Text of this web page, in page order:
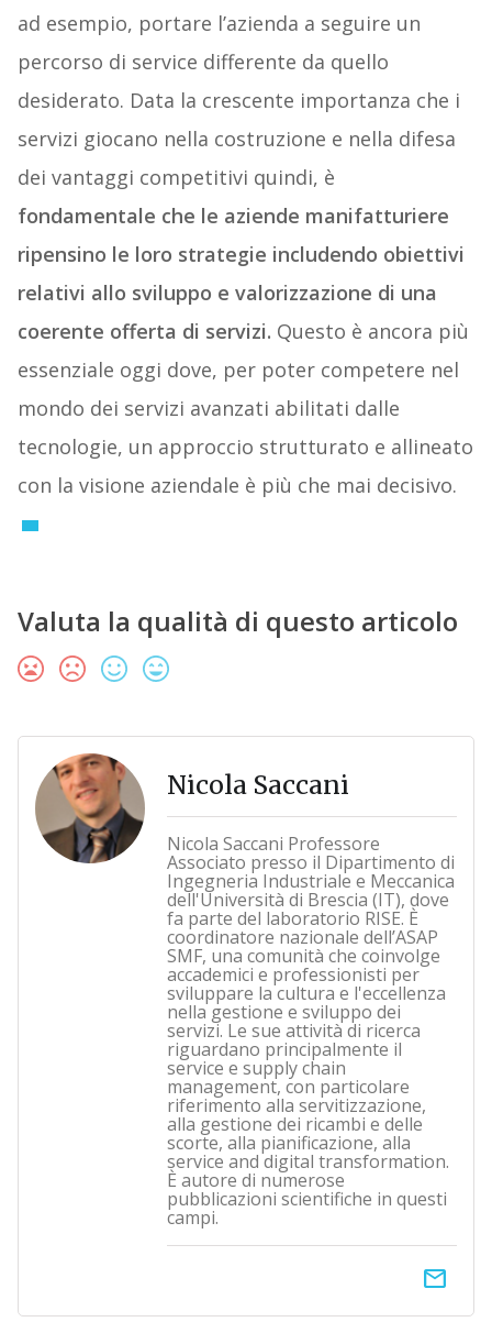
ad esempio, portare l’azienda a seguire un
percorso di service differente da quello
desiderato. Data la crescente importanza che i
servizi giocano nella costruzione e nella difesa
dei vantaggi competitivi quindi, è
fondamentale che le aziende manifatturiere
ripensino le loro strategie includendo obiettivi
relativi allo sviluppo e valorizzazione di una
coerente offerta di servizi. Questo è ancora più
essenziale oggi dove, per poter competere nel
mondo dei servizi avanzati abilitati dalle
tecnologie, un approccio strutturato e allineato
con la visione aziendale è più che mai decisivo.
Valuta la qualità di questo articolo
Nicola Saccani
Nicola Saccani Professore
Associato presso il Dipartimento di
Ingegneria Industriale e Meccanica
dell'Università di Brescia (IT), dove
fa parte del laboratorio RISE. È
coordinatore nazionale dell’ASAP
SMF, una comunità che coinvolge
accademici e professionisti per
sviluppare la cultura e l'eccellenza
nella gestione e sviluppo dei
servizi. Le sue attività di ricerca
riguardano principalmente il
service e supply chain
management, con particolare
riferimento alla servitizzazione,
alla gestione dei ricambi e delle
scorte, alla pianificazione, alla
service and digital transformation.
È autore di numerose
pubblicazioni scientifiche in questi
campi.
email